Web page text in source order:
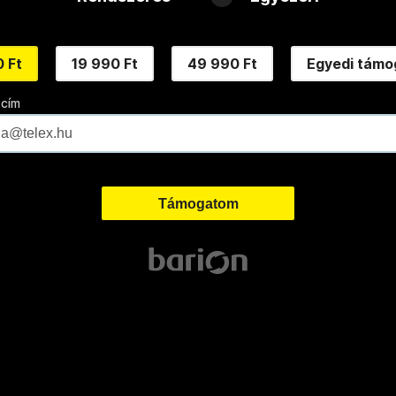
Ft 19 990 Ft 49 990 Ft Egyedi